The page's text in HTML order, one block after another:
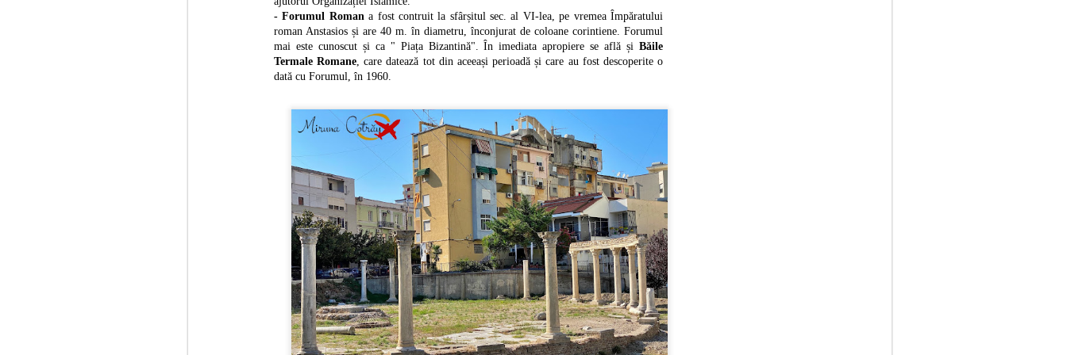
- Forumul Roman a fost contruit la sfârșitul sec. al VI-lea, pe vremea Împăratului
roman Anstasios și are 40 m. în diametru, înconjurat de coloane corintiene. Forumul
mai este cunoscut și ca " Piața Bizantină". În imediata apropiere se află și Băile
Termale Romane , care datează tot din aceeași perioadă și care au fost descoperite o
dată cu Forumul, în 1960.
înființatul stat italian.
MAY
adevărată emblemă a Greciei, datorită panoramelor minunate asupra
mării și recunoscută pentru apusurile romantice.
Insula se află în Marea Egee și face parte din Insulele Ciclade, alături de
Mykonos, Naxos, Paros și altele.
În trecut, insula se numea Thera, iar capitala ei Fira.
Insula are o suprafață de 79 km² și este de tip vulcanic, Vulcanul Santorini -
aflat pe o insulă învecinată fiind activ și în prezent.
APR
13
Antalya - capitala turismului turcesc
Antalya este centrul administrativ al provinciei cu același nume și una
din cele mai importante stațiuni de pe litoralul mediteraneean. Mai
este supranumită și capitala „Rivierei turcești”, datorită gamei extinse de
stațiuni cu hoteluri de lux, precum Belek, Side, Kemer, Lara, Incekum sau
Alanya, ce se întind în peste 650 km. lungime de plaje.